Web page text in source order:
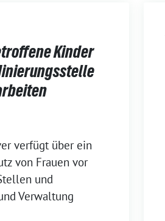
Kinder
verfügt über ein
von Frauen vor
und
Verwaltung